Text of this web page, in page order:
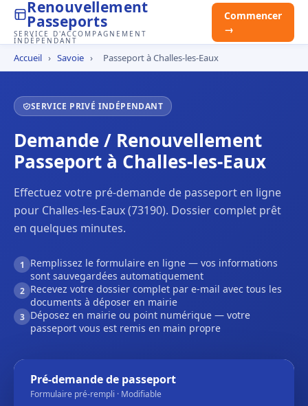
Renouvellement
Passeports
SERVICE D'ACCOMPAGNEMENT
INDÉPENDANT
Commencer
→
Accueil › Savoie › Passeport à Challes-les-Eaux
SERVICE PRIVÉ INDÉPENDANT
Demande / Renouvellement
Passeport à Challes-les-Eaux
Effectuez votre pré-demande de passeport en ligne
pour Challes-les-Eaux (73190). Dossier complet prêt
en quelques minutes.
1
Remplissez le formulaire en ligne — vos informations
sont sauvegardées automatiquement
2 Recevez votre dossier complet par e-mail avec tous les
documents à déposer en mairie
3 Déposez en mairie ou point numérique — votre
passeport vous est remis en main propre
Pré-demande de passeport
Formulaire pré-rempli · Modifiable